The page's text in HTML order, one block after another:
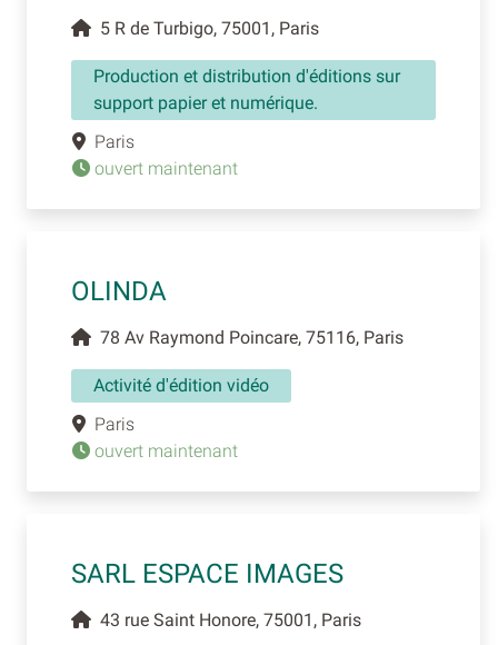
5 R de Turbigo, 75001, Paris
Production et distribution d'éditions sur
support papier et numérique.
Paris
ouvert maintenant
OLINDA
78 Av Raymond Poincare, 75116, Paris
Activité d'édition vidéo
Paris
ouvert maintenant
SARL ESPACE IMAGES
43 rue Saint Honore, 75001, Paris